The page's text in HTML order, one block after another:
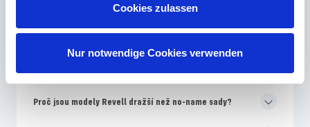
Cookies zulassen
Nur notwendige Cookies verwenden
Proč se barvy na obalu Revell liší od montážního návodu?
Proč jsou modely Revell dražší než no-name sady?